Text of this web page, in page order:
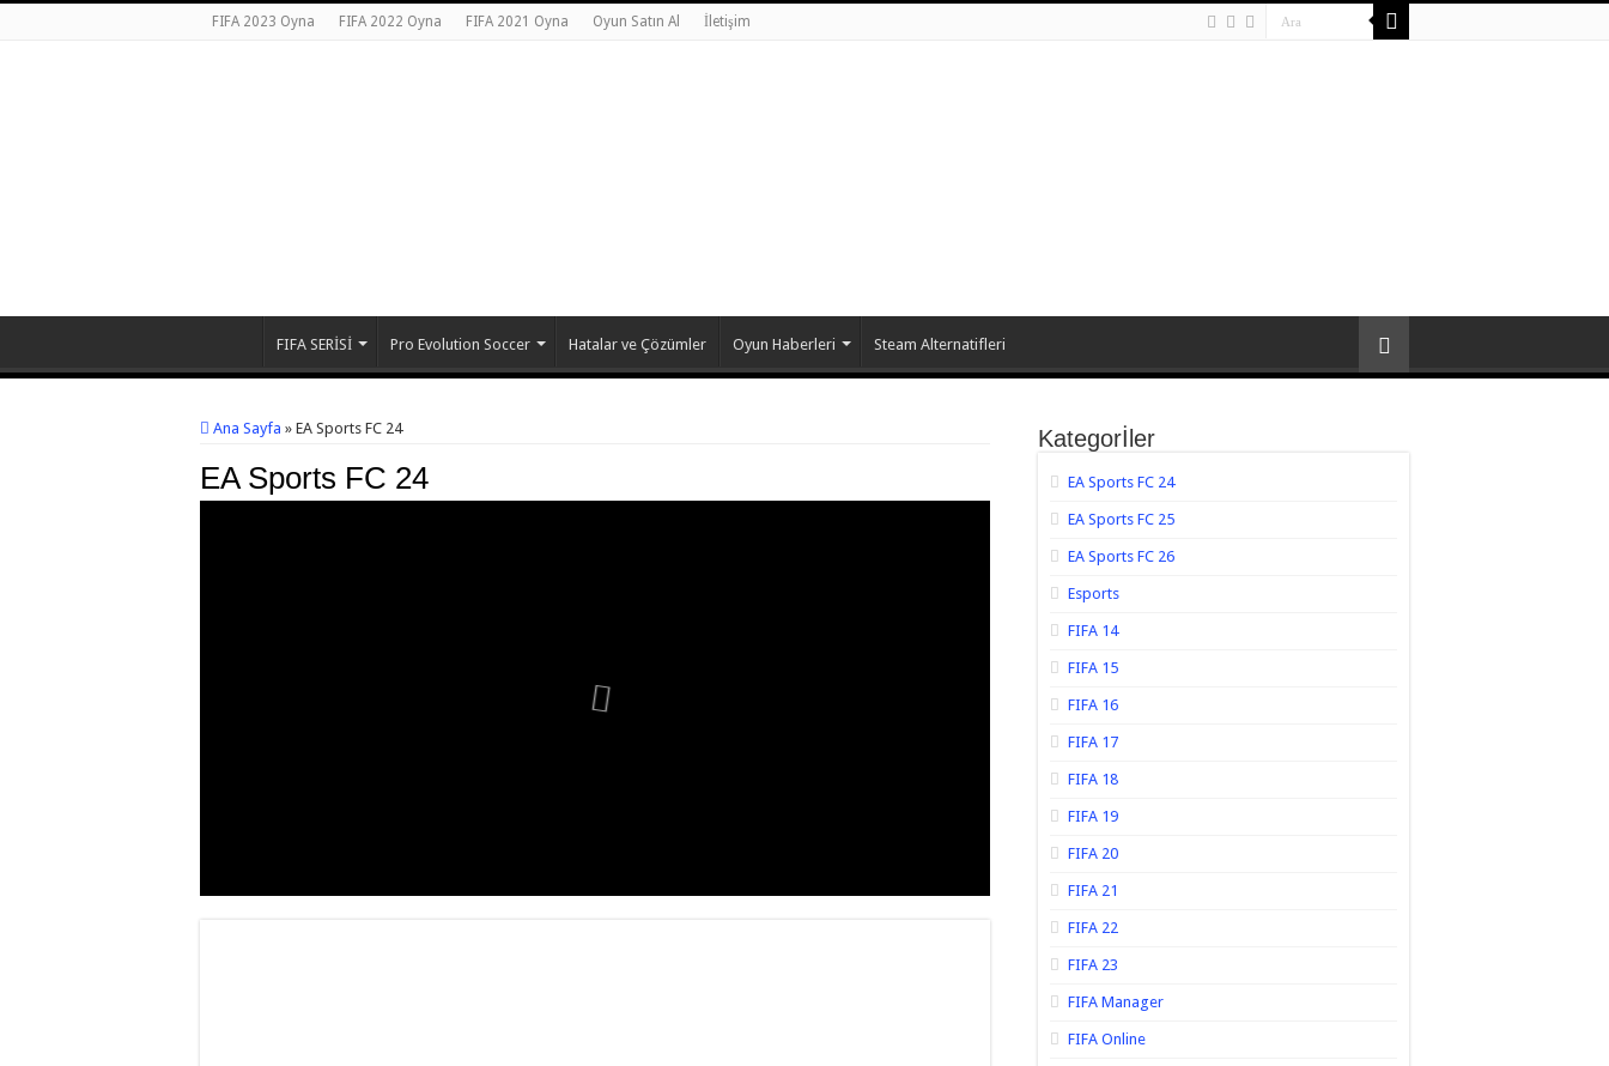
FIFA 2023 Oyna FIFA 2022 Oyna FIFA 2021 Oyna Oyun Satın Al İletişim
FIFA SERİSİ Pro Evolution Soccer Hatalar ve Çözümler Oyun Haberleri Steam Alternatifleri
Ana Sayfa » EA Sports FC 24
EA Sports FC 24
Kategorİler
EA Sports FC 24
EA Sports FC 25
EA Sports FC 26
Esports
FIFA 14
FIFA 15
FIFA 16
FIFA 17
FIFA 18
FIFA 19
FIFA 20
FIFA 21
FIFA 22
FIFA 23
FIFA Manager
FIFA Online